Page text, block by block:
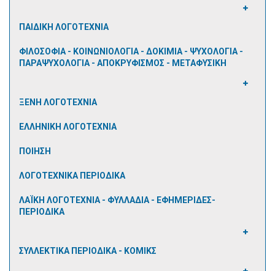
ΠΑΙΔΙΚΗ ΛΟΓΟΤΕΧΝΙΑ
ΦΙΛΟΣΟΦΙΑ - ΚΟΙΝΩΝΙΟΛΟΓΙΑ - ΔΟΚΙΜΙΑ - ΨΥΧΟΛΟΓΙΑ -
ΠΑΡΑΨΥΧΟΛΟΓΙΑ - ΑΠΟΚΡΥΦΙΣΜΟΣ - ΜΕΤΑΦΥΣΙΚΗ
ΞΕΝΗ ΛΟΓΟΤΕΧΝΙΑ
ΕΛΛΗΝΙΚΗ ΛΟΓΟΤΕΧΝΙΑ
ΠΟΙΗΣΗ
ΛΟΓΟΤΕΧΝΙΚΑ ΠΕΡΙΟΔΙΚΑ
ΛΑΪΚΗ ΛΟΓΟΤΕΧΝΙΑ - ΦΥΛΛΑΔΙΑ - ΕΦΗΜΕΡΙΔΕΣ-
ΠΕΡΙΟΔΙΚΑ
ΣΥΛΛΕΚΤΙΚΑ ΠΕΡΙΟΔΙΚΑ - ΚΟΜΙΚΣ